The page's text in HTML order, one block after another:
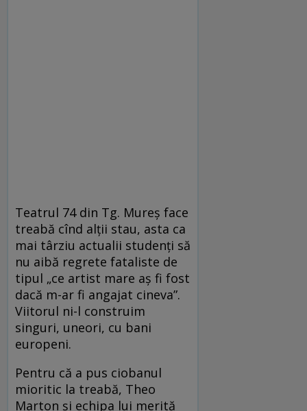
Teatrul 74 din Tg. Mureş face
treabă cînd alţii stau, asta ca
mai târziu actualii studenţi să
nu aibă regrete fataliste de
tipul „ce artist mare aş fi fost
dacă m-ar fi angajat cineva”.
Viitorul ni-l construim
singuri, uneori, cu bani
europeni.
Pentru că a pus ciobanul
mioritic la treabă, Theo
Marton şi echipa lui merită